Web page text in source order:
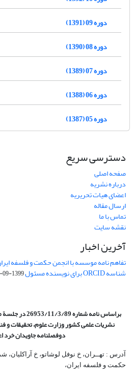
دوره 09 (1391)
دوره 08 (1390)
دوره 07 (1389)
دوره 06 (1388)
دوره 05 (1387)
دسترسی سریع
صفحه اصلی
درباره نشریه
اعضای هیات تحریریه
ارسال مقاله
تماس با ما
نقشه سایت
آخرین اخبار
تفاهم نامه موسسه با انجمن حکمت و فلسفه
شناسه ORCID برای نویسنده مسئول 1399-09-20
براساس نامه شماره 26953/11/3/89 در جلسة مورخ 31/6/89 کمیسیون
نشریات علمی کشور وزارت علوم، تحقیقات
دوفصلنامه جاویدان خرد
حکمت و فلسفه ایران،‌